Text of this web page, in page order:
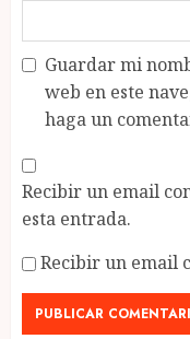
Guardar mi
web en este
haga un
Recibir un email
esta entrada.
Recibir un email